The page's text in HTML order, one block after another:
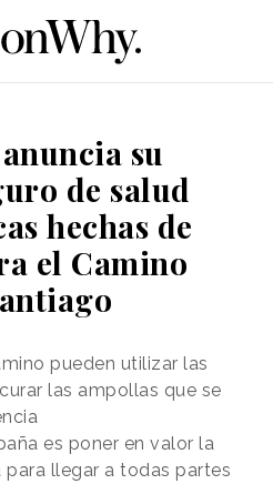
su
de salud
hechas de
el Camino
pueden utilizar las
las ampollas que se
es poner en valor la
llegar a todas partes